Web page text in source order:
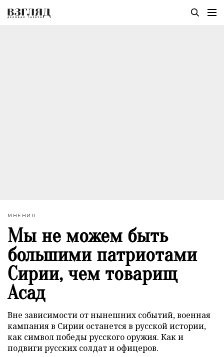
МНЕНИЯ
Мы не можем быть
большими патриотами
Сирии, чем товарищ
Асад
Вне зависимости от нынешних событий, военная
кампания в Сирии останется в русской истории,
как символ победы русского оружия. Как и
подвиги русских солдат и офицеров.